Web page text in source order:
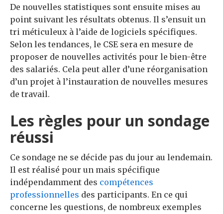
De nouvelles statistiques sont ensuite mises au
point suivant les résultats obtenus. Il s’ensuit un
tri méticuleux à l’aide de logiciels spécifiques.
Selon les tendances, le CSE sera en mesure de
proposer de nouvelles activités pour le bien-être
des salariés. Cela peut aller d’une réorganisation
d’un projet à l’instauration de nouvelles mesures
de travail.
Les règles pour un sondage
réussi
Ce sondage ne se décide pas du jour au lendemain.
Il est réalisé pour un mais spécifique
indépendamment des compétences
professionnelles des participants. En ce qui
concerne les questions, de nombreux exemples